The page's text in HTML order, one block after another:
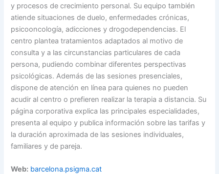
y procesos de crecimiento personal. Su equipo también
atiende situaciones de duelo, enfermedades crónicas,
psicooncología, adicciones y drogodependencias. El
centro plantea tratamientos adaptados al motivo de
consulta y a las circunstancias particulares de cada
persona, pudiendo combinar diferentes perspectivas
psicológicas. Además de las sesiones presenciales,
dispone de atención en línea para quienes no pueden
acudir al centro o prefieren realizar la terapia a distancia. Su
página corporativa explica las principales especialidades,
presenta al equipo y publica información sobre las tarifas y
la duración aproximada de las sesiones individuales,
familiares y de pareja.
Web: barcelona.psigma.cat